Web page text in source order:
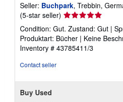
Seller: Buchpark, Trebbin,
(5-star seller) Seller
rating
5
out
of
Condition: Gut. Zustand: Gut |
Produktart: Bücher | Keine
Inventory # 43785411/3
Contact seller
Buy Used